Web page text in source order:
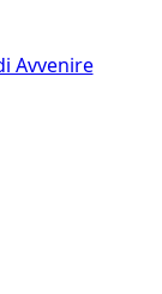
Avvenire